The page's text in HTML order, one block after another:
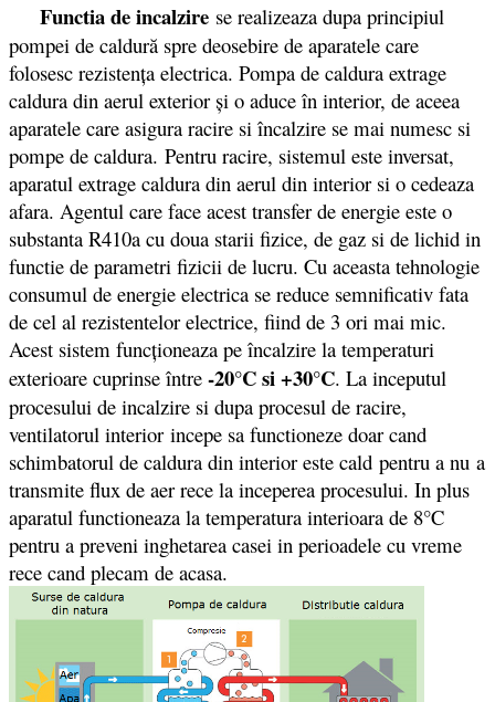
Functia de incalzire se realizeaza dupa principiul
pompei de caldură spre deosebire de aparatele care
folosesc rezistenţa electrica. Pompa de caldura extrage
caldura din aerul exterior şi o aduce în interior, de aceea
aparatele care asigura racire si încalzire se mai numesc si
pompe de caldura. Pentru racire, sistemul este inversat,
aparatul extrage caldura din aerul din interior si o cedeaza
afara. Agentul care face acest transfer de energie este o
substanta R410a cu doua starii fizice, de gaz si de lichid in
functie de parametri fizicii de lucru. Cu aceasta tehnologie
consumul de energie electrica se reduce semnificativ fata
de cel al rezistentelor electrice, fiind de 3 ori mai mic.
Acest sistem funcționeaza pe încalzire la temperaturi
exterioare cuprinse între -20°C si +30°C. La inceputul
procesului de incalzire si dupa procesul de racire,
ventilatorul interior incepe sa functioneze doar cand
schimbatorul de caldura din interior este cald pentru a nu a
transmite flux de aer rece la inceperea procesului. In plus
aparatul functioneaza la temperatura interioara de 8°C
pentru a preveni inghetarea casei in perioadele cu vreme
rece cand plecam de acasa.